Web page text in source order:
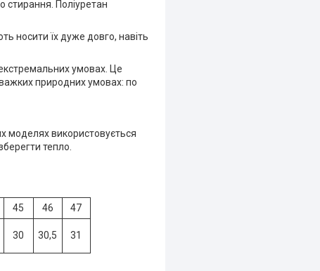
стирання. Поліуретан
носити їх дуже довго, навіть
умовах. Це
природних умовах: по
моделях використовується
тепло.
45 46
47
30 30,5 31